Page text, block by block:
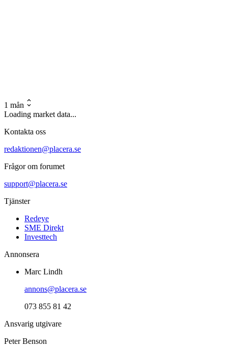
1 mån
Loading market data...
Kontakta oss
redaktionen@placera.se
Frågor om forumet
support@placera.se
Tjänster
Redeye
SME Direkt
Investtech
Annonsera
Marc Lindh
annons@placera.se
073 855 81 42
Ansvarig utgivare
Peter Benson